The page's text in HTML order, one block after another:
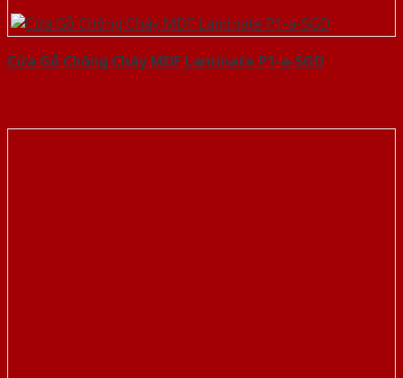
Cửa Gỗ Chống Cháy MDF Laminate P1-a-SGD